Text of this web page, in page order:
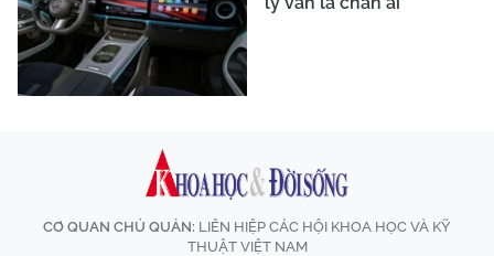
CƠ QUAN CHỦ QUẢN: LIÊN HIỆP CÁC HỘI KHOA HỌC VÀ KỸ
THUẬT VIỆT NAM